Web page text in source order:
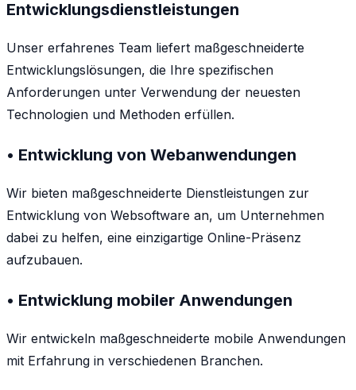
Entwicklungsdienstleistungen
Unser erfahrenes Team liefert maßgeschneiderte
Entwicklungslösungen, die Ihre spezifischen
Anforderungen unter Verwendung der neuesten
Technologien und Methoden erfüllen.
• Entwicklung von Webanwendungen
Wir bieten maßgeschneiderte Dienstleistungen zur
Entwicklung von Websoftware an, um Unternehmen
dabei zu helfen, eine einzigartige Online-Präsenz
aufzubauen.
• Entwicklung mobiler Anwendungen
Wir entwickeln maßgeschneiderte mobile Anwendungen
mit Erfahrung in verschiedenen Branchen.